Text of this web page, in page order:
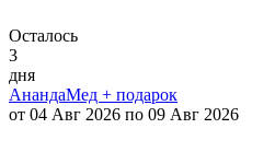
Осталось
3
дня
АнандаМед + подарок
от 04 Авг 2026 по 09 Авг 2026